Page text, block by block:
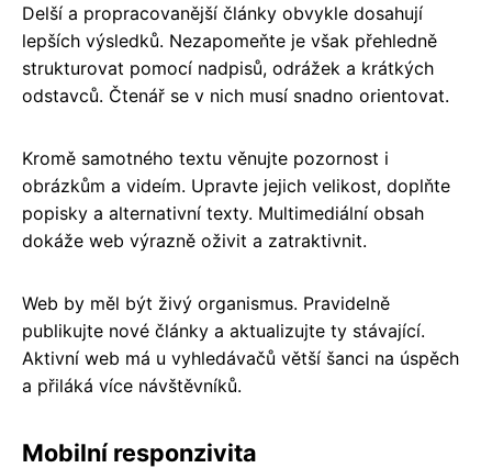
Delší a propracovanější články obvykle dosahují
lepších výsledků. Nezapomeňte je však přehledně
strukturovat pomocí nadpisů, odrážek a krátkých
odstavců. Čtenář se v nich musí snadno orientovat.
Kromě samotného textu věnujte pozornost i
obrázkům a videím. Upravte jejich velikost, doplňte
popisky a alternativní texty. Multimediální obsah
dokáže web výrazně oživit a zatraktivnit.
Web by měl být živý organismus. Pravidelně
publikujte nové články a aktualizujte ty stávající.
Aktivní web má u vyhledávačů větší šanci na úspěch
a přiláká více návštěvníků.
Mobilní responzivita